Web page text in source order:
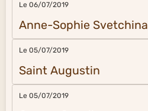
Le 06/07/2019
Anne-Sophie Svetchina
Le 05/07/2019
Saint Augustin
Le 05/07/2019